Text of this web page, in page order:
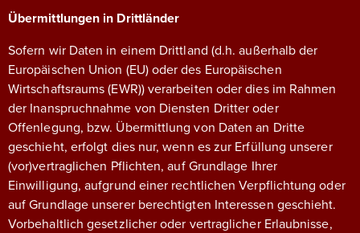
Übermittlungen in Drittländer
Sofern wir Daten in einem Drittland (d.h. außerhalb der
Europäischen Union (EU) oder des Europäischen
Wirtschaftsraums (EWR)) verarbeiten oder dies im Rahmen
der Inanspruchnahme von Diensten Dritter oder
Offenlegung, bzw. Übermittlung von Daten an Dritte
geschieht, erfolgt dies nur, wenn es zur Erfüllung unserer
(vor)vertraglichen Pflichten, auf Grundlage Ihrer
Einwilligung, aufgrund einer rechtlichen Verpflichtung oder
auf Grundlage unserer berechtigten Interessen geschieht.
Vorbehaltlich gesetzlicher oder vertraglicher Erlaubnisse,